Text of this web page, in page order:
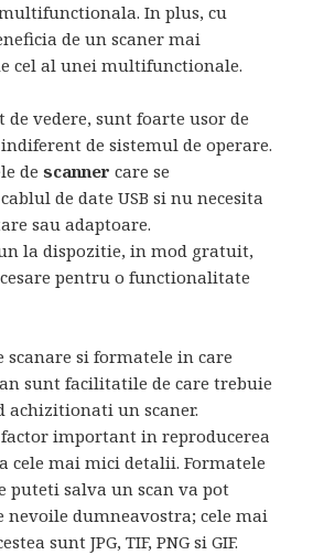
In plus, cu
de un scaner mai
cel al unei multifunctionale.
vedere, sunt foarte usor de
de sistemul de operare.
descanner care se
de date USB si nu necesita
sau adaptoare.
la dispozitie, in mod gratuit,
pentru o functionalitate
scanare si formatele in care
sunt facilitatile de care trebuie
achizitionati un scaner.
important in reproducerea
cele mai mici detalii. Formatele
puteti salva un scan va pot
nevoile dumneavostra; cele mai
sunt JPG, TIF, PNG si GIF.